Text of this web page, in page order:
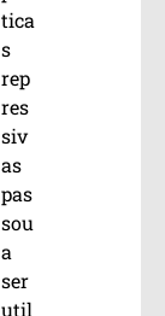
tica
s
rep
res
siv
as
pas
sou
a
ser
util